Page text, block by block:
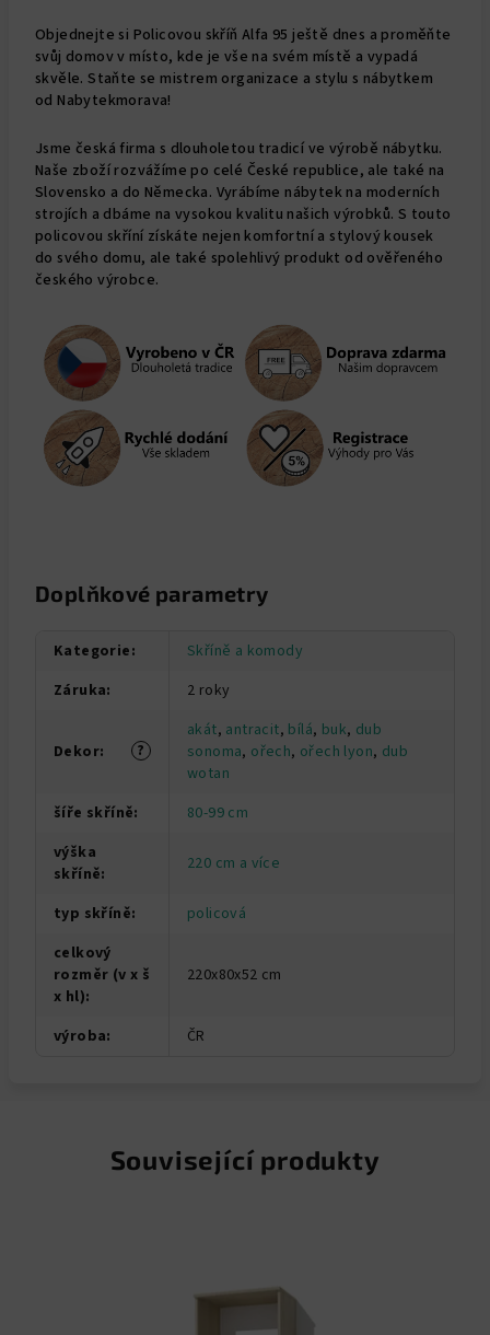
Objednejte si Policovou skříň Alfa 95 ještě dnes a proměňte
svůj domov v místo, kde je vše na svém místě a vypadá
skvěle. Staňte se mistrem organizace a stylu s nábytkem
od Nabytekmorava!
Jsme česká firma s dlouholetou tradicí ve výrobě nábytku.
Naše zboží rozvážíme po celé České republice, ale také na
Slovensko a do Německa. Vyrábíme nábytek na moderních
strojích a dbáme na vysokou kvalitu našich výrobků. S touto
policovou skříní získáte nejen komfortní a stylový kousek
do svého domu, ale také spolehlivý produkt od ověřeného
českého výrobce.
Doplňkové parametry
Kategorie:
Skříně a komody
Záruka: 2 roky
?
Dekor:
akát, antracit, bílá, buk, dub
sonoma, ořech, ořech lyon, dub
wotan
šíře skříně:
80-99 cm
výška
skříně: 220 cm a více
typ skříně:
policová
celkový
rozměr (v x š
x hl):
220x80x52 cm
výroba: ČR
Související produkty